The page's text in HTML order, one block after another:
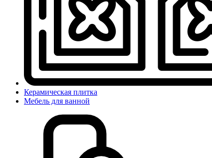
Керамическая плитка
Мебель для ванной